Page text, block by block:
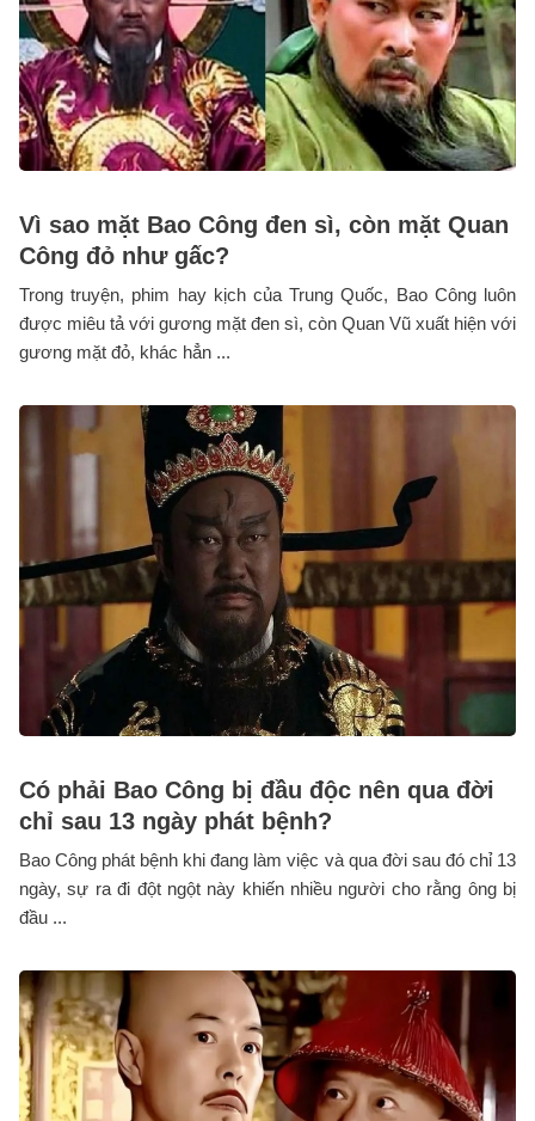
Vì sao mặt Bao Công đen sì, còn mặt Quan
Công đỏ như gấc?
Trong truyện, phim hay kịch của Trung Quốc, Bao Công luôn
được miêu tả với gương mặt đen sì, còn Quan Vũ xuất hiện với
gương mặt đỏ, khác hẳn ...
Có phải Bao Công bị đầu độc nên qua đời
chỉ sau 13 ngày phát bệnh?
Bao Công phát bệnh khi đang làm việc và qua đời sau đó chỉ 13
ngày, sự ra đi đột ngột này khiến nhiều người cho rằng ông bị
đầu ...